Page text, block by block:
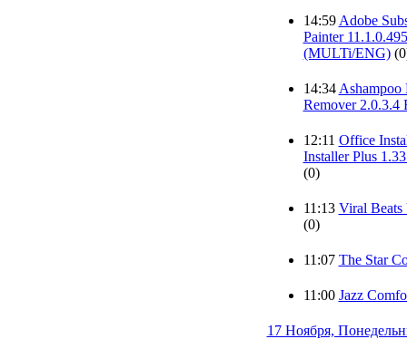
14:59 Adobe
Painter
(MULTi/ENG)
14:34 Ashampoo
Remover 2.0.3.4
12:11 Office
Installer Plus
(0)
11:13 Viral Beats
(0)
11:07 The Star
11:00 Jazz
17 Ноября,